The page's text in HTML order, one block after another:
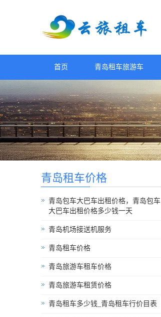
首页 青岛租车旅游车
青岛租车价格
青岛包车大巴车出租价格，青岛包车
大巴车出租价格多少钱一天
青岛机场接送机服务
青岛租车价格
青岛旅游车租车价格
青岛旅游车租赁价格
青岛租车多少钱_青岛租车行价目表